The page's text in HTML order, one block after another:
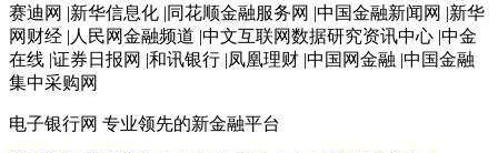
赛迪网 |新华信息化 |同花顺金融服务网 |中国金融新闻网 |新华
网财经 |人民网金融频道 |中文互联网数据研究资讯中心 |中金
在线 |证券日报网 |和讯银行 |凤凰理财 |中国网金融 |中国金融
集中采购网
电子银行网 专业领先的新金融平台